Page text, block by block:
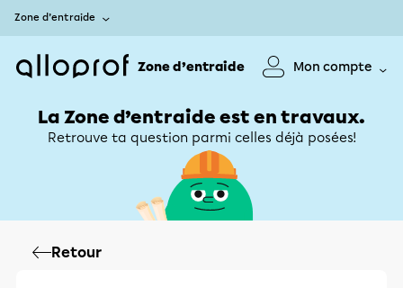
Zone d’entraide
Zone d’entraide Mon compte
La Zone d’entraide est en travaux.
Retrouve ta question parmi celles déjà posées!
Retour